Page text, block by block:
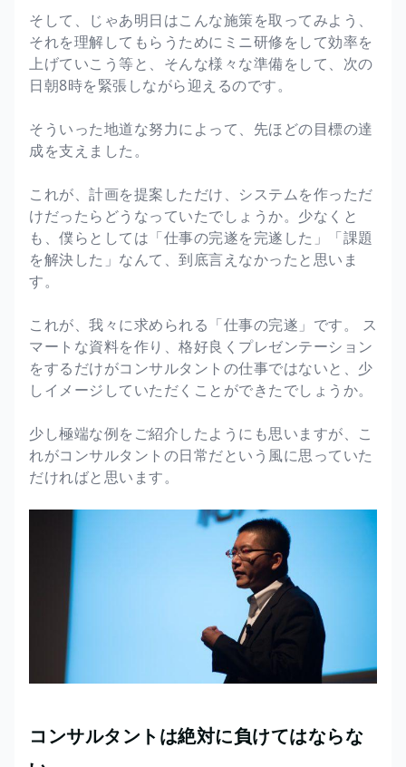
そして、じゃあ明日はこんな施策を取ってみよう、
それを理解してもらうためにミニ研修をして効率を
上げていこう等と、そんな様々な準備をして、次の
日朝8時を緊張しながら迎えるのです。
そういった地道な努力によって、先ほどの目標の達
成を支えました。
これが、計画を提案しただけ、システムを作っただ
けだったらどうなっていたでしょうか。少なくと
も、僕らとしては「仕事の完遂を完遂した」「課題
を解決した」なんて、到底言えなかったと思いま
す。
これが、我々に求められる「仕事の完遂」です。 ス
マートな資料を作り、格好良くプレゼンテーション
をするだけがコンサルタントの仕事ではないと、少
しイメージしていただくことができたでしょうか。
少し極端な例をご紹介したようにも思いますが、こ
れがコンサルタントの日常だという風に思っていた
だければと思います。
コンサルタントは絶対に負けてはならな